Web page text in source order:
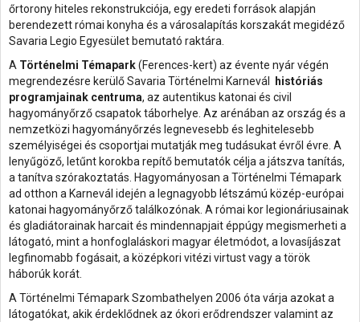
őrtorony hiteles rekonstrukciója, egy eredeti források alapján
berendezett római konyha és a városalapítás korszakát megidéző
Savaria Legio Egyesület bemutató raktára.
A Történelmi Témapark(Ferences-kert) az évente nyár végén
megrendezésre kerülő Savaria Történelmi Karnevál
históriás
programjainak centruma, az autentikus katonai és civil
hagyományőrző csapatok táborhelye. Az arénában az ország és a
nemzetközi hagyományőrzés legnevesebb és leghitelesebb
személyiségei és csoportjai mutatják meg tudásukat évről évre. A
lenyűgöző, letűnt korokba repítő bemutatók célja a játszva tanítás,
a tanítva szórakoztatás. Hagyományosan a Történelmi Témapark
ad otthon a Karnevál idején a legnagyobb létszámú közép-európai
katonai hagyományőrző találkozónak. A római kor legionáriusainak
és gladiátorainak harcait és mindennapjait éppúgy megismerheti a
látogató, mint a honfoglaláskori magyar életmódot, a lovasíjászat
legfinomabb fogásait, a középkori vitézi virtust vagy a török
háborúk korát.
A Történelmi Témapark Szombathelyen 2006 óta várja azokat a
látogatókat, akik érdeklődnek az ókori erődrendszer valamint az